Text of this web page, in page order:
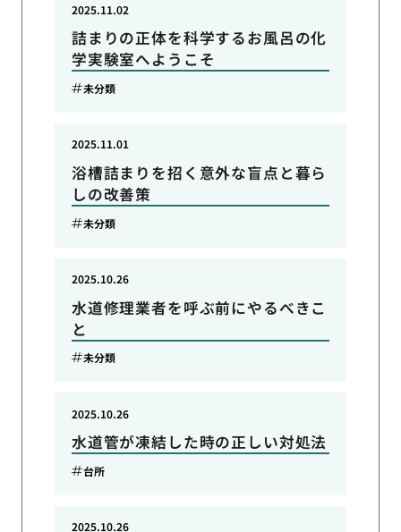
詰まりの正体を科学するお風呂の化
学実験室へようこそ
2025.11.02
未分類
浴槽詰まりを招く意外な盲点と暮ら
しの改善策
2025.11.01
未分類
水道修理業者を呼ぶ前にやるべきこ
と
2025.10.26
未分類
水道管が凍結した時の正しい対処法
2025.10.26
台所
2025.10.26